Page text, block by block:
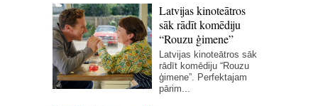
Latvijas kinoteātros
sāk rādīt komēdiju
“Rouzu ģimene”
Latvijas kinoteātros sāk
rādīt komēdiju “Rouzu
ģimene”. Perfektajam
pārim...